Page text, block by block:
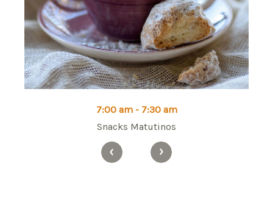
7:00 am - 7:30 am
Snacks Matutinos